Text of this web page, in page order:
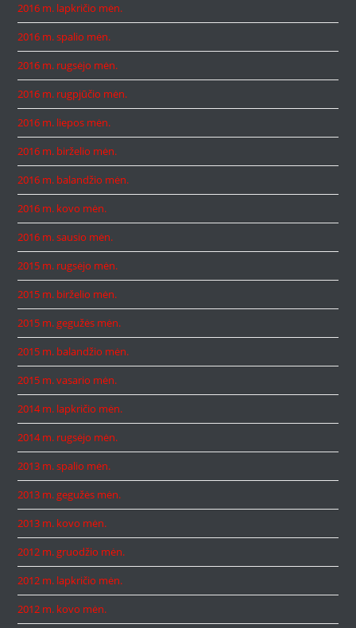
2016 m. lapkričio mėn.
2016 m. spalio mėn.
2016 m. rugsėjo mėn.
2016 m. rugpjūčio mėn.
2016 m. liepos mėn.
2016 m. birželio mėn.
2016 m. balandžio mėn.
2016 m. kovo mėn.
2016 m. sausio mėn.
2015 m. rugsėjo mėn.
2015 m. birželio mėn.
2015 m. gegužės mėn.
2015 m. balandžio mėn.
2015 m. vasario mėn.
2014 m. lapkričio mėn.
2014 m. rugsėjo mėn.
2013 m. spalio mėn.
2013 m. gegužės mėn.
2013 m. kovo mėn.
2012 m. gruodžio mėn.
2012 m. lapkričio mėn.
2012 m. kovo mėn.